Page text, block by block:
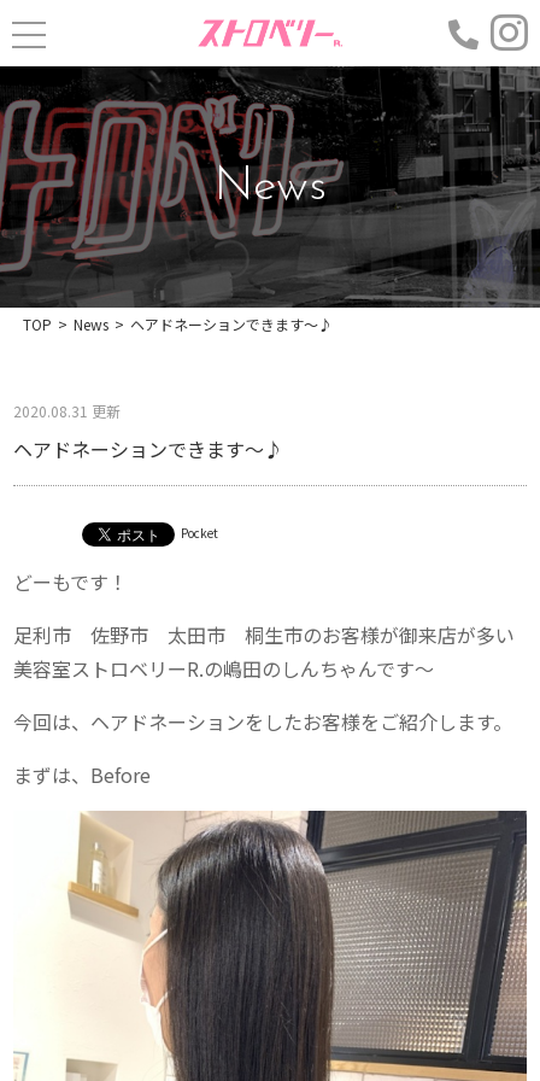
News
TOP > News > ヘアドネーションできます〜♪
2020.08.31 更新
ヘアドネーションできます〜♪
Pocket
どーもです！
足利市 佐野市 太田市 桐生市のお客様が御来店が多い
美容室ストロベリーR.の嶋田のしんちゃんです〜
今回は、ヘアドネーションをしたお客様をご紹介します。
まずは、Before